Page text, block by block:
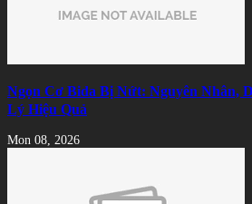
Ngọn Cơ Bida Bị Nứt: Nguyên Nhân,
Lý Hiệu Quả
Mon 08, 2026